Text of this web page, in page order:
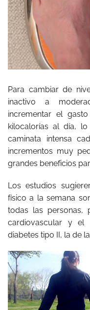
Para cambiar de
inactivo a
incrementar el
kilocalorías al día,
caminata intensa
incrementos muy
grandes beneficios
Los estudios
físico a la semana
todas las personas,
cardiovascular y
diabetes tipo II, la de